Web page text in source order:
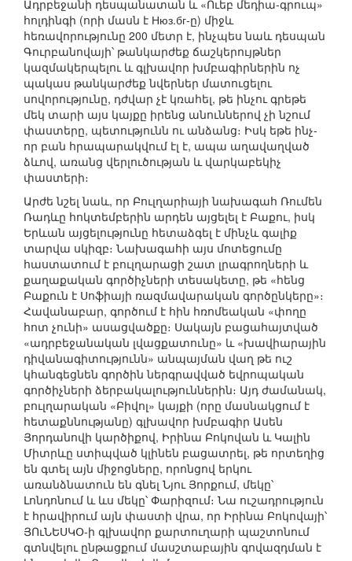
Ադրբեջանի դեսպանատան և «Ուեբ մեդիա-գրուպ»
հոլդինգի (որի մասն է Нюз.бг-ը) միջև
հեռավորությունը 200 մետր է, ինչպես նաև դեսպան
Գուրբանովայի՝ թանկարժեք ճաշկերույթներ
կազմակերպելու և գլխավոր խմբագիրներին ոչ
պակաս թանկարժեք նվերներ մատուցելու
սովորությունը, դժվար չէ կռահել, թե ինչու գրեթե
մեկ տարի այս կայքը իրենց անուններով չի նշում
փաստերը, պետությունն ու անձանց։ Իսկ եթե ինչ-
որ բան հրապարակվում էլ է, ապա աղավաղված
ձևով, առանց վերլուծության և վարկաբեկիչ
փաստերի։
Արժե նշել նաև, որ Բուլղարիայի նախագահ Ռումեն
Ռադևը հոկտեմբերին արդեն այցելել է Բաքու, իսկ
Երևան այցելությունը հետաձգել է մինչև գալիք
տարվա սկիզբ։ Նախագահի այս մոտեցումը
հաստատում է բուլղարացի շատ լրագրողների և
քաղաքական գործիչների տեսակետը, թե «հենց
Բաքուն է Սոֆիայի ռազմավարական գործընկերը»։
Հավանաբար, գործում է հին հռոմեական «փողը
հոտ չունի» ասացվածքը։ Սակայն բացահայտված
«ադրբեջանական լվացքատունը» և «խավիարային
դիվանագիտությունն» անպայման վաղ թե ուշ
կհանգեցնեն գործին ներգրավված եվրոպական
գործիչների ձերբակալություններին։ Այդ ժամանակ,
բուլղարական «Բիվոլ» կայքի (որը մասնակցում է
հետաքննությանը) գլխավոր խմբագիր Ասեն
Յորդանովի կարծիքով, Իրինա Բոկովան և Կալին
Միտրևը ստիպված կլինեն բացատրել, թե որտեղից
են գտել այն միջոցները, որոնցով երկու
առանձնատուն են գնել Նյու Յորքում, մեկը՝
Լոնդոնում և ևս մեկը՝ Փարիզում։ Նա ուշադրություն
է հրավիրում այն փաստի վրա, որ Իրինա Բոկովայի՝
ՅՈւՆԵՍԿՕ-ի գլխավոր քարտուղարի պաշտոնում
գտնվելու ընթացքում մասշտաբային գովազդման է